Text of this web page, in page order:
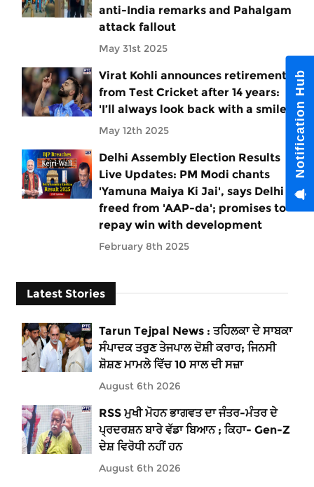
anti-India remarks and Pahalgam
attack fallout
May 31st 2025
Virat Kohli announces retirement
from Test Cricket after 14 years:
'I’ll always look back with a smile'
May 12th 2025
Delhi Assembly Election Results
Live Updates: PM Modi chants
'Yamuna Maiya Ki Jai', says Delhi
freed from 'AAP-da'; promises to
repay win with development
February 8th 2025
Latest Stories
Tarun Tejpal News : ਤਹਿਲਕਾ ਦੇ ਸਾਬਕਾ
ਸੰਪਾਦਕ ਤਰੁਣ ਤੇਜਪਾਲ ਦੋਸ਼ੀ ਕਰਾਰ; ਜਿਨਸੀ
ਸ਼ੋਸ਼ਣ ਮਾਮਲੇ ਵਿੱਚ 10 ਸਾਲ ਦੀ ਸਜ਼ਾ
August 6th 2026
RSS ਮੁਖੀ ਮੋਹਨ ਭਾਗਵਤ ਦਾ ਜੰਤਰ-ਮੰਤਰ ਦੇ
ਪ੍ਰਦਰਸ਼ਨ ਬਾਰੇ ਵੱਡਾ ਬਿਆਨ ; ਕਿਹਾ- Gen-Z
ਦੇਸ਼ ਵਿਰੋਧੀ ਨਹੀਂ ਹਨ
August 6th 2026
Notification Hub